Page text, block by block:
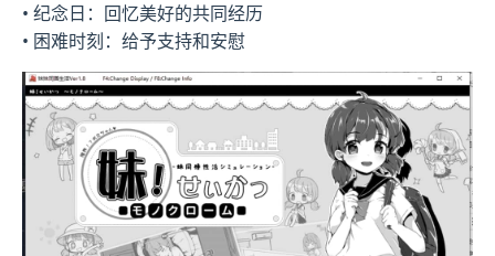
• 纪念日：回忆美好的共同经历
• 困难时刻：给予支持和安慰